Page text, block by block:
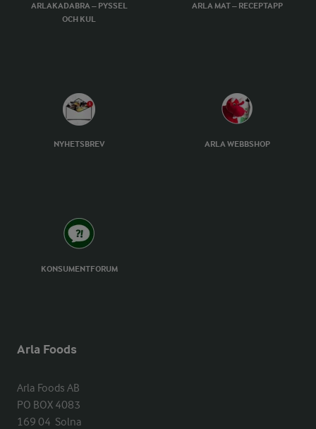
ARLAKADABRA – PYSSEL
OCH KUL
ARLA MAT – RECEPTAPP
NYHETSBREV ARLA WEBBSHOP
KONSUMENTFORUM
Arla Foods
Arla Foods AB
PO BOX 4083
169 04  Solna